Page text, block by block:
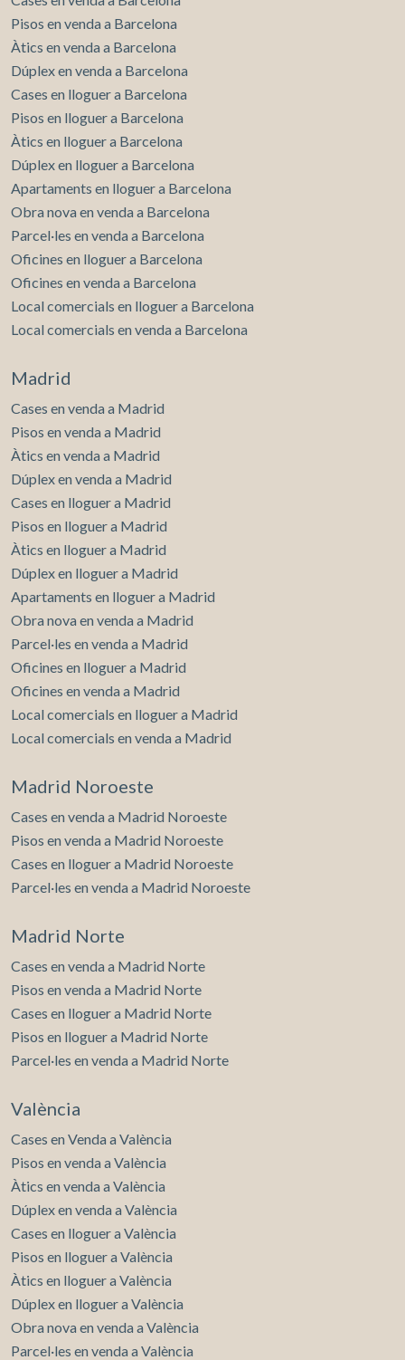
Pisos en venda a Barcelona
Àtics en venda a Barcelona
Dúplex en venda a Barcelona
Cases en lloguer a Barcelona
Pisos en lloguer a Barcelona
Àtics en lloguer a Barcelona
Dúplex en lloguer a Barcelona
Apartaments en lloguer a Barcelona
Obra nova en venda a Barcelona
Parcel·les en venda a Barcelona
Oficines en lloguer a Barcelona
Oficines en venda a Barcelona
Local comercials en lloguer a Barcelona
Local comercials en venda a Barcelona
Madrid
Cases en venda a Madrid
Pisos en venda a Madrid
Àtics en venda a Madrid
Dúplex en venda a Madrid
Cases en lloguer a Madrid
Pisos en lloguer a Madrid
Àtics en lloguer a Madrid
Dúplex en lloguer a Madrid
Apartaments en lloguer a Madrid
Obra nova en venda a Madrid
Parcel·les en venda a Madrid
Oficines en lloguer a Madrid
Oficines en venda a Madrid
Local comercials en lloguer a Madrid
Local comercials en venda a Madrid
Madrid Noroeste
Cases en venda a Madrid Noroeste
Pisos en venda a Madrid Noroeste
Cases en lloguer a Madrid Noroeste
Parcel·les en venda a Madrid Noroeste
Madrid Norte
Cases en venda a Madrid Norte
Pisos en venda a Madrid Norte
Cases en lloguer a Madrid Norte
Pisos en lloguer a Madrid Norte
Parcel·les en venda a Madrid Norte
València
Cases en Venda a València
Pisos en venda a València
Àtics en venda a València
Dúplex en venda a València
Cases en lloguer a València
Pisos en lloguer a València
Àtics en lloguer a València
Dúplex en lloguer a València
Obra nova en venda a València
Parcel·les en venda a València